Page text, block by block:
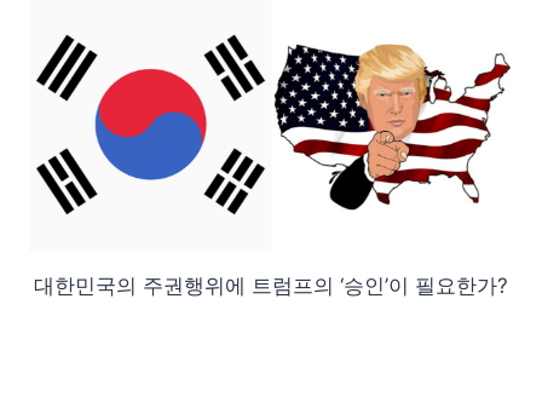
대한민국의 주권행위에 트럼프의 ‘승인’이 필요한가?